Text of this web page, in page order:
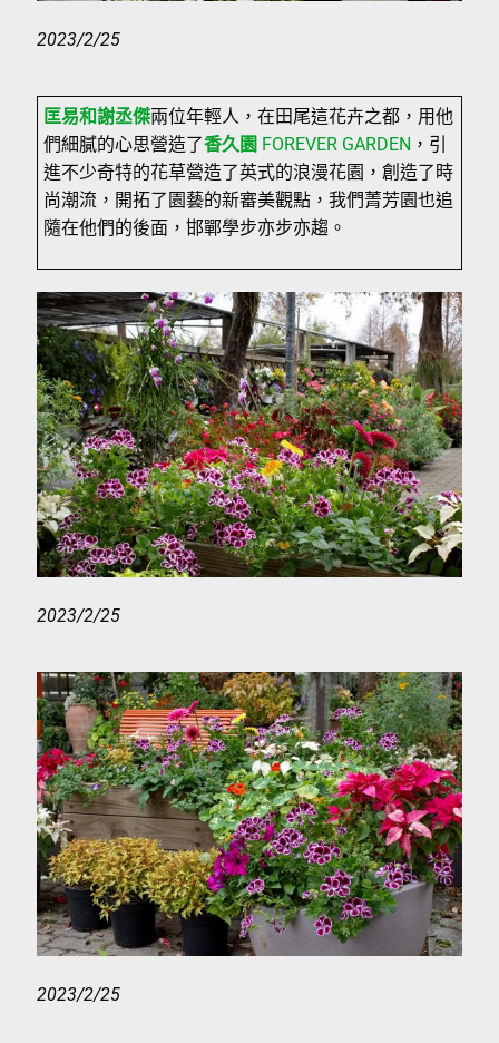
2023/2/25
匡易和謝丞傑兩位年輕人，在田尾這花卉之都，用他
們細膩的心思營造了香久園 FOREVER GARDEN ，引
進不少奇特的花草營造了英式的浪漫花園，創造了時
尚潮流，開拓了園藝的新審美觀點，我們菁芳園也追
隨在他們的後面，邯鄲學步亦步亦趨。
2023/2/25
2023/2/25